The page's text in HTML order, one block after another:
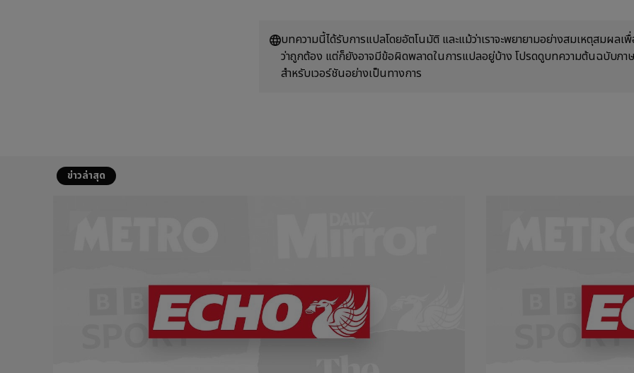
บทความนี้ได้รับการแปลโดยอัตโนมัติ และแม้ว่าเราจะพยายามอย่างสมเหตุสมผลเ
ว่าถูกต้อง แต่ก็ยังอาจมีข้อผิดพลาดในการแปลอยู่บ้าง โปรดดูบทความต้นฉบับภา
สำหรับเวอร์ชันอย่างเป็นทางการ
ข่าวล่าสุด